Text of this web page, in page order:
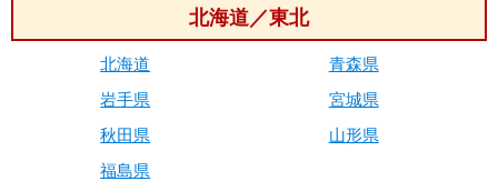
北海道／東北
北海道
青森県
岩手県
宮城県
秋田県
山形県
福島県